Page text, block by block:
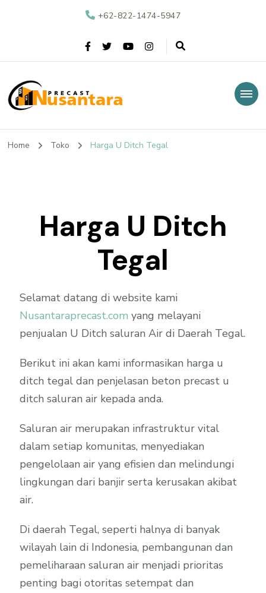
+62-822-1474-5947
Nusantara Precast
Home Toko Harga U Ditch Tegal
Harga U Ditch
Tegal
Selamat datang di website kami
Nusantaraprecast.com yang melayani
penjualan U Ditch saluran Air di Daerah Tegal.
Berikut ini akan kami informasikan harga u
ditch tegal dan penjelasan beton precast u
ditch saluran air kepada anda.
Saluran air merupakan infrastruktur vital
dalam setiap komunitas, menyediakan
pengelolaan air yang efisien dan melindungi
lingkungan dari banjir serta kerusakan akibat
air.
Di daerah Tegal, seperti halnya di banyak
wilayah lain di Indonesia, pembangunan dan
pemeliharaan saluran air menjadi prioritas
penting bagi otoritas setempat dan